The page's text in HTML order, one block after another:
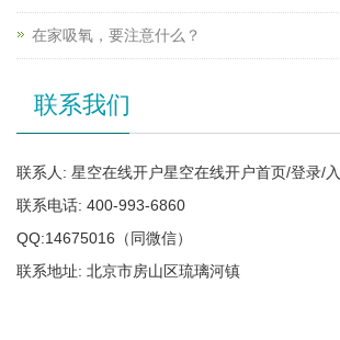
在家吸氧，要注意什么？
联系我们
联系人: 星空在线开户星空在线开户首页/登录/
联系电话: 400-993-6860
QQ:14675016（同微信）
联系地址: 北京市房山区琉璃河镇